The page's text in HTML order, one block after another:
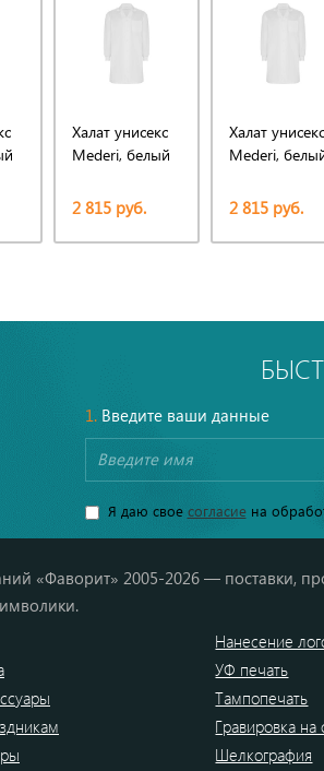
Халат унисекс
Mederi, белый
2 815 руб.
Халат унисекс
Mederi,
2 815 руб.
1.Введите ваши данные
Я даю свое согласиена
«Фаворит» 2005-2026 — поставки,
Нанесение
УФ печать
Тампопечать
Гравировка на
Шелкография